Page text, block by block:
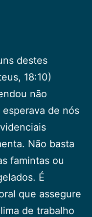
destes
18:10)
não
de nós
Não basta
famintas ou
É
que assegure
de trabalho